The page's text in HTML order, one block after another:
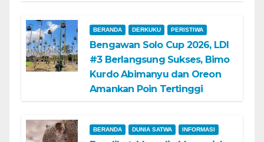
BERANDA DERKUKU PERISTIWA
Bengawan Solo Cup 2026, LDI
#3 Berlangsung Sukses, Bimo
Kurdo Abimanyu dan Oreon
Amankan Poin Tertinggi
BERANDA DUNIA SATWA INFORMASI